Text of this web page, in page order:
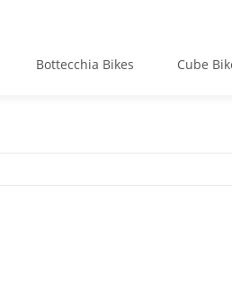
Bottecchia Bikes Cube